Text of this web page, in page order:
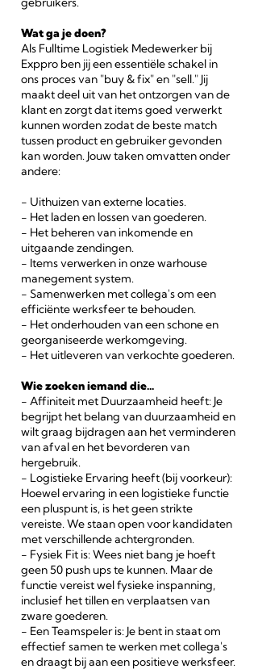
Wat ga je doen?
Als Fulltime Logistiek Medewerker bij
Exppro ben jij een essentiële schakel in
ons proces van "buy & fix" en "sell." Jij
maakt deel uit van het ontzorgen van de
klant en zorgt dat items goed verwerkt
kunnen worden zodat de beste match
tussen product en gebruiker gevonden
kan worden. Jouw taken omvatten onder
andere:
- Uithuizen van externe locaties.
- Het laden en lossen van goederen.
- Het beheren van inkomende en
uitgaande zendingen.
- Items verwerken in onze warhouse
manegement system.
- Samenwerken met collega's om een
efficiënte werksfeer te behouden.
- Het onderhouden van een schone en
georganiseerde werkomgeving.
- Het uitleveren van verkochte goederen.
Wie zoeken iemand die...
- Affiniteit met Duurzaamheid heeft: Je
begrijpt het belang van duurzaamheid en
wilt graag bijdragen aan het verminderen
van afval en het bevorderen van
hergebruik.
- Logistieke Ervaring heeft (bij voorkeur):
Hoewel ervaring in een logistieke functie
een pluspunt is, is het geen strikte
vereiste. We staan open voor kandidaten
met verschillende achtergronden.
- Fysiek Fit is: Wees niet bang je hoeft
geen 50 push ups te kunnen. Maar de
functie vereist wel fysieke inspanning,
inclusief het tillen en verplaatsen van
zware goederen.
- Een Teamspeler is: Je bent in staat om
effectief samen te werken met collega's
en draagt bij aan een positieve werksfeer.